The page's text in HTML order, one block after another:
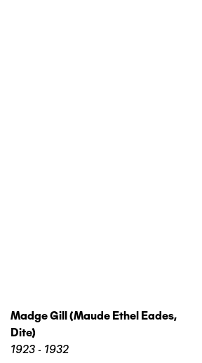
Madge Gill (maude Ethel Eades,
Dite)
1923 - 1932